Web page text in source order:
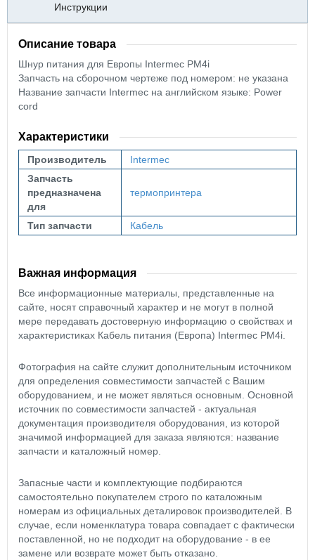
Инструкции
Описание товара
Шнур питания для Европы Intermec PM4i
Запчасть на сборочном чертеже под номером: не указана
Название запчасти Intermec на английском языке: Power
cord
Характеристики
Производитель
Intermec
Запчасть
предназначена
для
термопринтера
Тип запчасти Кабель
Важная информация
Все информационные материалы, представленные на
сайте, носят справочный характер и не могут в полной
мере передавать достоверную информацию о свойствах и
характеристиках Кабель питания (Европа) Intermec PM4i.
Фотография на сайте служит дополнительным источником
для определения совместимости запчастей с Вашим
оборудованием, и не может являться основным. Основной
источник по совместимости запчастей - актуальная
документация производителя оборудования, из которой
значимой информацией для заказа являются: название
запчасти и каталожный номер.
Запасные части и комплектующие подбираются
самостоятельно покупателем строго по каталожным
номерам из официальных деталировок производителей. В
случае, если номенклатура товара совпадает с фактически
поставленной, но не подходит на оборудование - в ее
замене или возврате может быть отказано.